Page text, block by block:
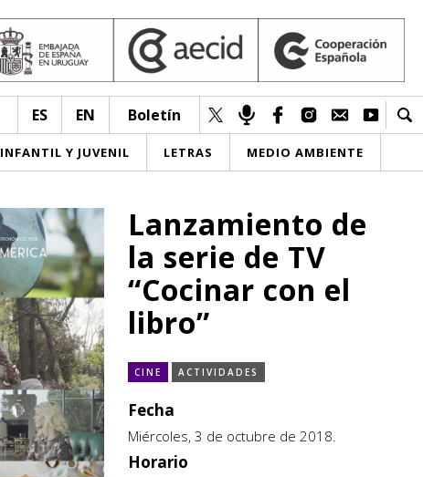
ES EN Boletín
INFANTIL Y JUVENIL LETRAS MEDIO AMBIENTE
Lanzamiento de
la serie de TV
“Cocinar con el
libro”
CINE ACTIVIDADES
Fecha
Miércoles, 3 de octubre de 2018.
Horario